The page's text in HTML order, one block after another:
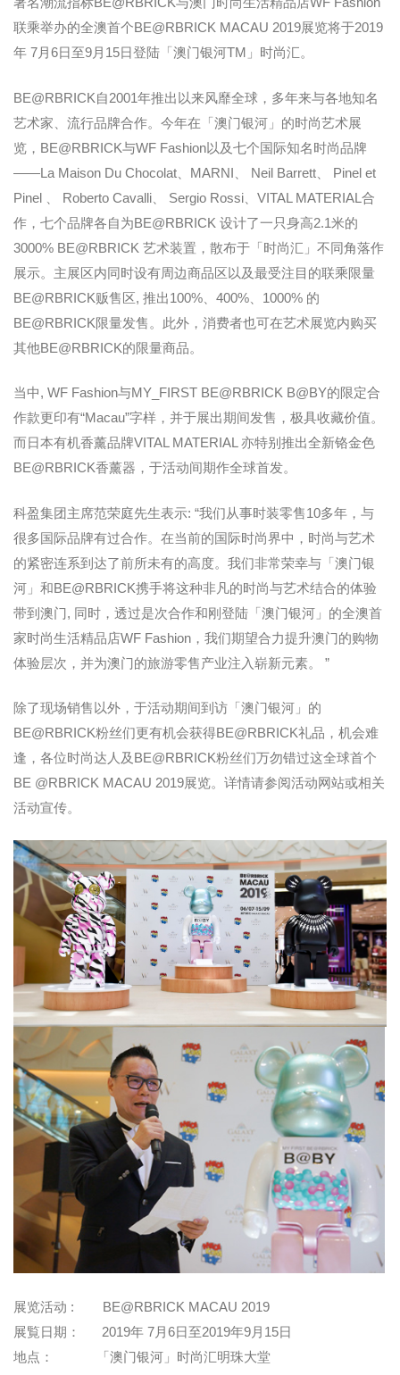
联乘举办的全澳首个BE@RBRICK MACAU 2019展览将于2019
年 7月6日至9月15日登陆「澳门银河TM」时尚汇。
BE@RBRICK自2001年推出以来风靡全球，多年来与各地知名
艺术家、流行品牌合作。今年在「澳门银河」的时尚艺术展
览，BE@RBRICK与WF Fashion以及七个国际知名时尚品牌
——La Maison Du Chocolat、MARNI、 Neil Barrett、 Pinel et
Pinel 、 Roberto Cavalli、 Sergio Rossi、VITAL MATERIAL合
作，七个品牌各自为BE@RBRICK 设计了一只身高2.1米的
3000% BE@RBRICK 艺术装置，散布于「时尚汇」不同角落作
展示。主展区内同时设有周边商品区以及最受注目的联乘限量
BE@RBRICK贩售区, 推出100%、400%、1000% 的
BE@RBRICK限量发售。此外，消费者也可在艺术展览内购买
其他BE@RBRICK的限量商品。
当中, WF Fashion与MY_FIRST BE@RBRICK B@BY的限定合
作款更印有“Macau”字样，并于展出期间发售，极具收藏价值。
而日本有机香薰品牌VITAL MATERIAL 亦特别推出全新铬金色
BE@RBRICK香薰器，于活动间期作全球首发。
科盈集团主席范荣庭先生表示: “我们从事时装零售10多年，与
很多国际品牌有过合作。在当前的国际时尚界中，时尚与艺术
的紧密连系到达了前所未有的高度。我们非常荣幸与「澳门银
河」和BE@RBRICK携手将这种非凡的时尚与艺术结合的体验
带到澳门, 同时，透过是次合作和刚登陆「澳门银河」的全澳首
家时尚生活精品店WF Fashion，我们期望合力提升澳门的购物
体验层次，并为澳门的旅游零售产业注入崭新元素。 ”
除了现场销售以外，于活动期间到访「澳门银河」的
BE@RBRICK粉丝们更有机会获得BE@RBRICK礼品，机会难
逢，各位时尚达人及BE@RBRICK粉丝们万勿错过这全球首个
BE @RBRICK MACAU 2019展览。详情请参阅活动网站或相关
活动宣传。
展览活动 : BE@RBRICK MACAU 2019
展覧日期： 2019年 7月6日至2019年9月15日
地点： 「澳门银河」时尚汇明珠大堂